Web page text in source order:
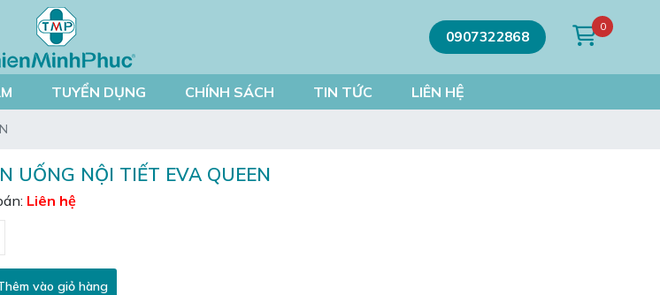
0907322868
0
TUYỂN DỤNG CHÍNH SÁCH TIN TỨC LIÊN HỆ
UỐNG NỘI TIẾT EVA QUEEN
Liên hệ
vào giỏ hàng